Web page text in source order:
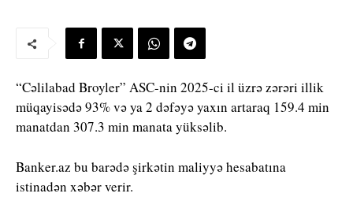
“Cəlilabad Broyler” ASC-nin 2025-ci il üzrə zərəri illik
müqayisədə 93% və ya 2 dəfəyə yaxın artaraq 159.4 min
manatdan 307.3 min manata yüksəlib.
Banker.az bu barədə şirkətin maliyyə hesabatına
istinadən xəbər verir.